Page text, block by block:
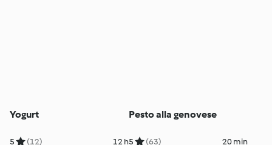
Yogurt
5 (12) 12 h
Pesto alla genovese
5 (63) 20 min